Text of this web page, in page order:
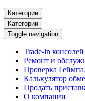
Категории
Категории
Toggle navigation
Trade-in консолей
Ремонт и
Проверка
Калькулятор
Продать
О компании